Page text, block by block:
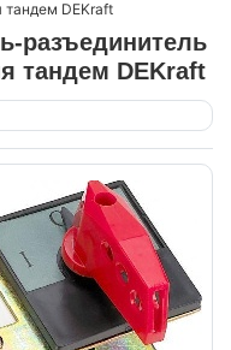
тандем DEKraft
разъединитель
тандем DEKraft